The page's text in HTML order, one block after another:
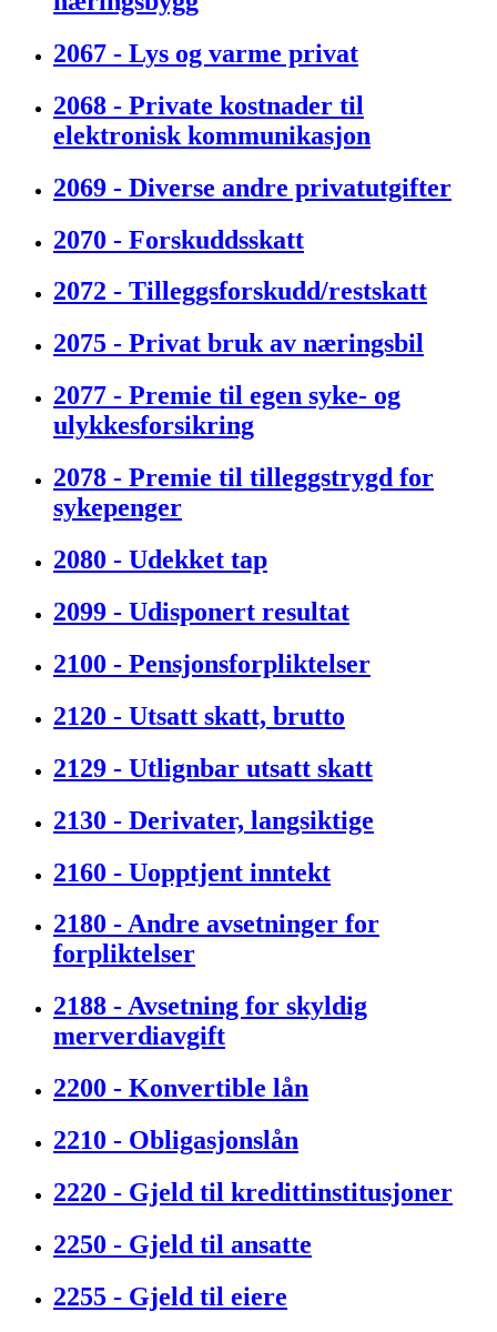
2067 - Lys og varme privat
2068 - Private kostnader til
elektronisk kommunikasjon
2069 - Diverse andre privatutgifter
2070 - Forskuddsskatt
2072 - Tilleggsforskudd/restskatt
2075 - Privat bruk av næringsbil
2077 - Premie til egen syke- og
ulykkesforsikring
2078 - Premie til tilleggstrygd for
sykepenger
2080 - Udekket tap
2099 - Udisponert resultat
2100 - Pensjonsforpliktelser
2120 - Utsatt skatt, brutto
2129 - Utlignbar utsatt skatt
2130 - Derivater, langsiktige
2160 - Uopptjent inntekt
2180 - Andre avsetninger for
forpliktelser
2188 - Avsetning for skyldig
merverdiavgift
2200 - Konvertible lån
2210 - Obligasjonslån
2220 - Gjeld til kredittinstitusjoner
2250 - Gjeld til ansatte
2255 - Gjeld til eiere